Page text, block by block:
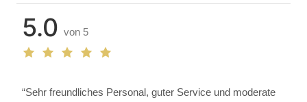
5.0 von 5
“Sehr freundliches Personal, guter Service und moderate